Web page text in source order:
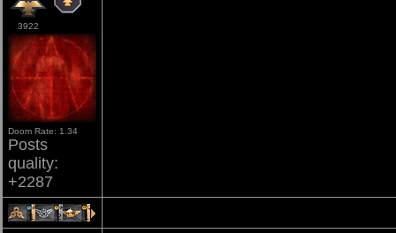
3922
Doom Rate: 1.34
Posts
quality:
+2287
1 2 1